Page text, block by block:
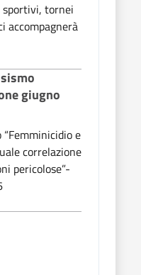
sportivi, tornei
accompagnerà
giugno
e
correlazione
pericolose”-